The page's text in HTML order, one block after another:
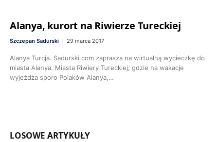
Alanya, kurort na Riwierze Tureckiej
Szczepan Sadurski 29 marca 2017
Alanya Turcja. Sadurski.com zaprasza na wirtualną wycieczkę do
miasta Alanya. Miasta Riwiery Tureckiej, gdzie na wakacje
wyjeżdża sporo Polaków Alanya,…
LOSOWE ARTYKUŁY